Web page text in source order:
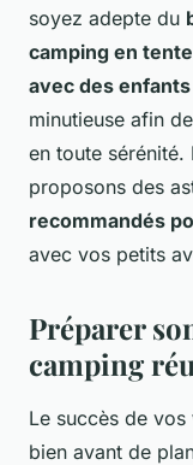
soyez adepte du
camping en tente
avec des enfants
minutieuse afin
en toute
proposons des
recommandés
avec vos petits
Préparer
camping
Le succès de vos
bien avant de